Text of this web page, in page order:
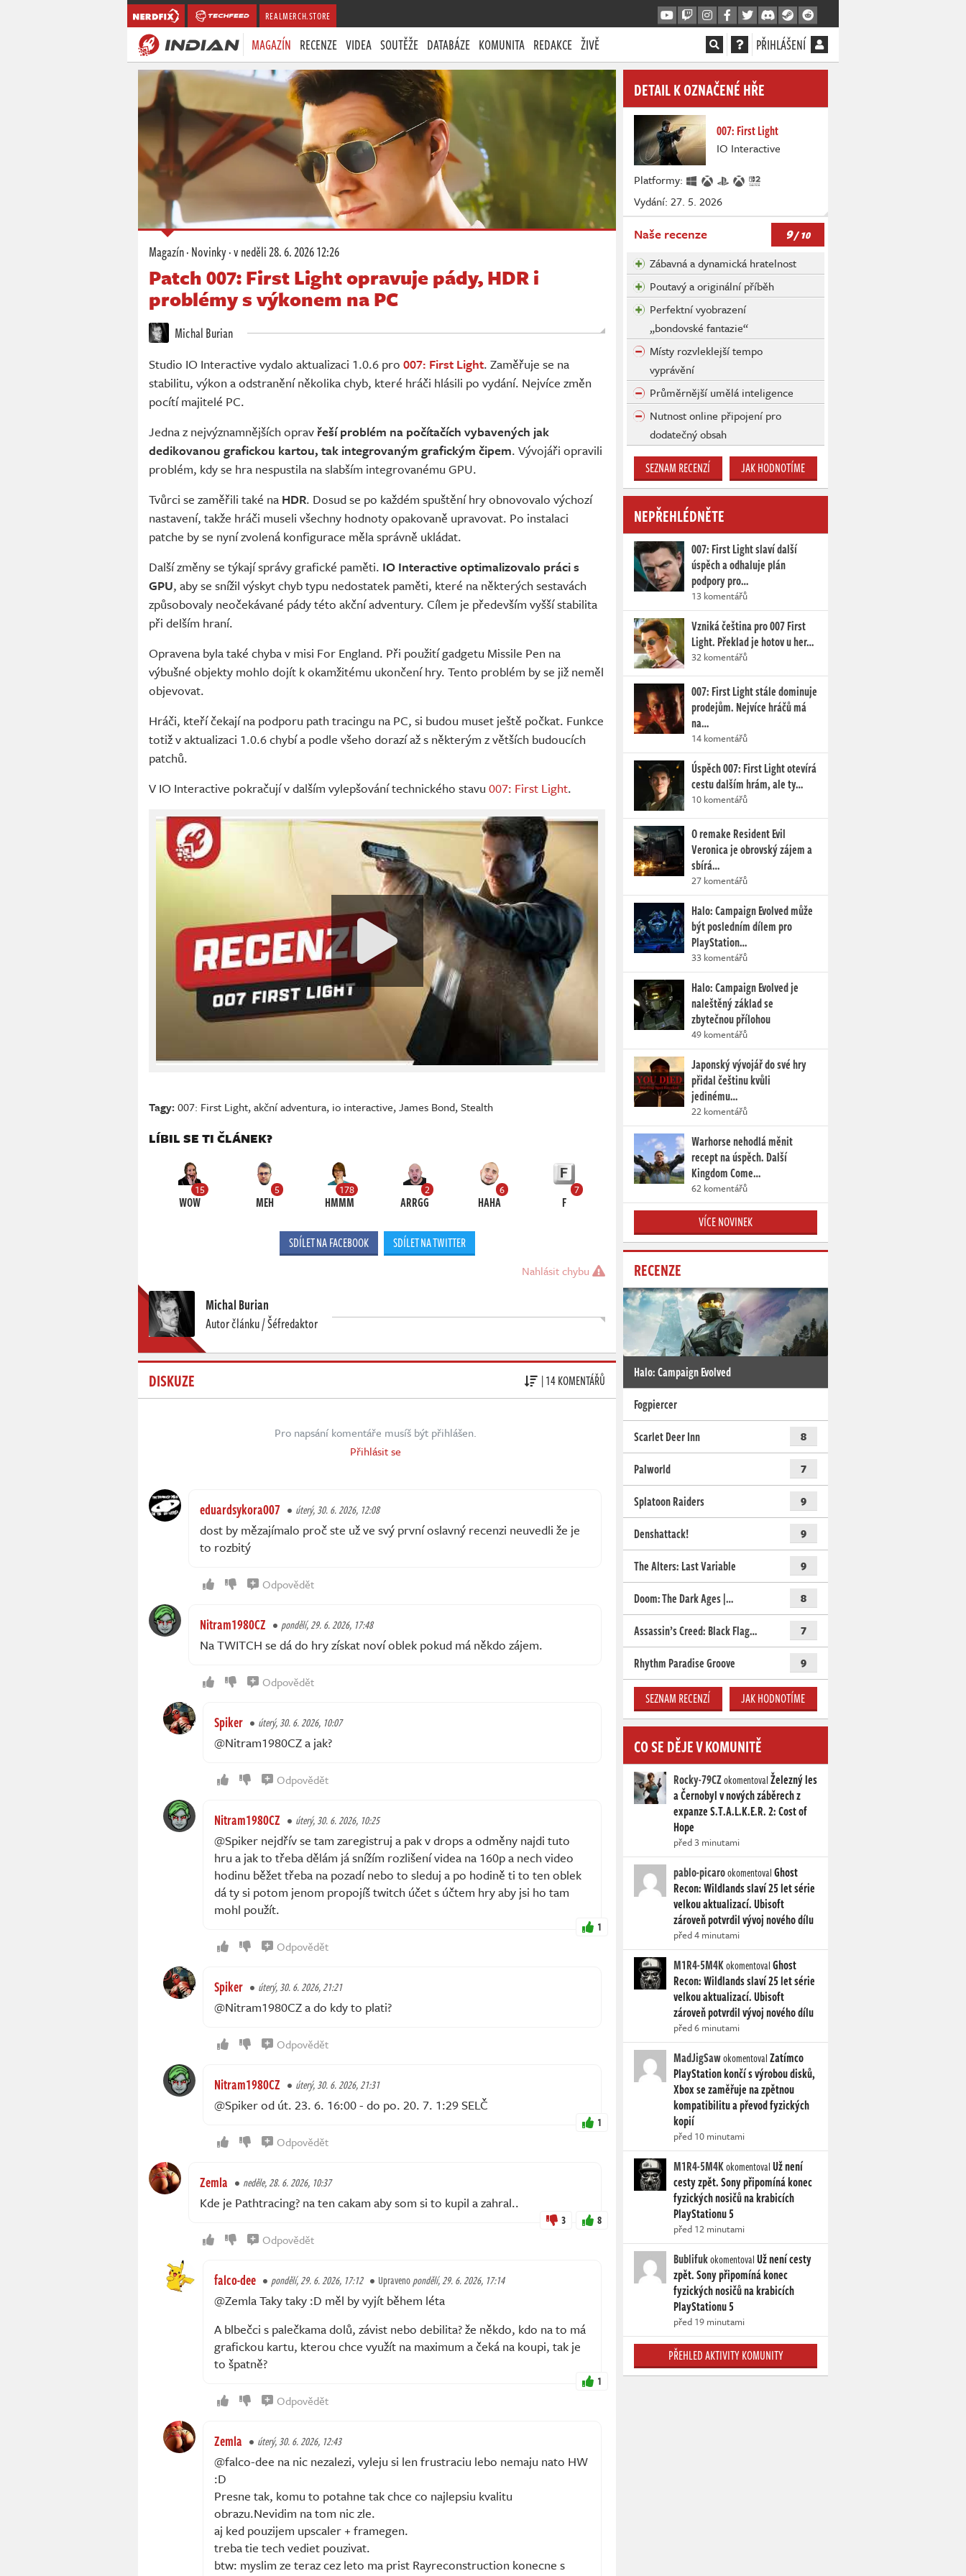
REALMERCH.STORE
MAGAZÍN RECENZE VIDEA SOUTĚŽE DATABÁZE KOMUNITA REDAKCE ŽIVĚ PŘIHLÁŠENÍ
Magazín·Novinky·v neděli28. 6. 2026 12:26
Patch 007: First Light opravuje pády, HDR i
problémy s výkonem na PC
Michal Burian
Studio IO Interactive vydalo aktualizaci 1.0.6 pro 007: First Light. Zaměřuje se na
stabilitu, výkon a odstranění několika chyb, které hráči hlásili po vydání. Nejvíce změn
pocítí majitelé PC.
Jedna z nejvýznamnějších opravřeší problém na počítačích vybavených jak
dedikovanou grafickou kartou, tak integrovaným grafickým čipem. Vývojáři opravili
problém, kdy se hra nespustila na slabším integrovanému GPU.
Tvůrci se zaměřili také na HDR. Dosud se po každém spuštění hry obnovovalo výchozí
nastavení, takže hráči museli všechny hodnoty opakovaně upravovat. Po instalaci
patche by se nyní zvolená konfigurace měla správně ukládat.
Další změny se týkají správy grafické paměti. IO Interactive optimalizovalo práci s
GPU, aby se snížil výskyt chyb typu nedostatek paměti, které na některých sestavách
způsobovaly neočekávané pády této akční adventury. Cílem je především vyšší stabilita
při delším hraní.
Opravena byla také chyba v misi For England. Při použití gadgetu Missile Pen na
výbušné objekty mohlo dojít k okamžitému ukončení hry. Tento problém by se již neměl
objevovat.
Hráči, kteří čekají na podporu path tracingu na PC, si budou muset ještě počkat. Funkce
totiž v aktualizaci 1.0.6 chybí a podle všeho dorazí až s některým z větších budoucích
patchů.
V IO Interactive pokračují v dalším vylepšování technického stavu 007: First Light.
Tagy:007: First Light,akční adventura, io interactive,James Bond,Stealth
LÍBIL SE TI ČLÁNEK?
15
WOW
5
MEH
178
HMMM
2
ARRGG
6
HAHA
7
F
SDÍLET NA FACEBOOK SDÍLET NA TWITTER
Nahlásit chybu
Michal Burian
Autor článku / Šéfredaktor
DISKUZE | 14 KOMENTÁŘŮ
Pro napsání komentáře musíš být přihlášen.
Přihlásit se
eduardsykora007 úterý, 30. 6. 2026, 12:08
dost by mězajímalo proč ste už ve svý první oslavný recenzi neuvedli že je
to rozbitý
Odpovědět
Nitram1980CZ pondělí, 29. 6. 2026, 17:48
Na TWITCH se dá do hry získat noví oblek pokud má někdo zájem.
Odpovědět
Spiker úterý, 30. 6. 2026, 10:07
@Nitram1980CZ a jak?
Odpovědět
Nitram1980CZ úterý, 30. 6. 2026, 10:25
@Spiker nejdřív se tam zaregistruj a pak v drops a odměny najdi tuto
hru a jak to třeba dělám já snížím rozlišení videa na 160p a nech video
hodinu běžet třeba na pozadí nebo to sleduj a po hodině ti to ten oblek
dá ty si potom jenom propojíš twitch účet s účtem hry aby jsi ho tam
mohl použít.
1
Odpovědět
Spiker úterý, 30. 6. 2026, 21:21
@Nitram1980CZ a do kdy to plati?
Odpovědět
Nitram1980CZ úterý, 30. 6. 2026, 21:31
@Spiker od út. 23. 6. 16:00 - do po. 20. 7. 1:29 SELČ
1
Odpovědět
Zemla neděle, 28. 6. 2026, 10:37
Kde je Pathtracing? na ten cakam aby som si to kupil a zahral..
3 8
Odpovědět
falco-dee pondělí, 29. 6. 2026, 17:12 Upravenopondělí, 29. 6. 2026, 17:14
@Zemla Taky taky :D měl by vyjít během léta
A blbečci s palečkama dolů, závist nebo debilita? že někdo, kdo na to má
grafickou kartu, kterou chce využít na maximum a čeká na koupi, tak je
to špatně?
1
Odpovědět
Zemla úterý, 30. 6. 2026, 12:43
@falco-dee na nic nezalezi, vyleju si len frustraciu lebo nemaju nato HW
:D
Presne tak, komu to potahne tak chce co najlepsiu kvalitu
obrazu.Nevidim na tom nic zle.
aj ked pouzijem upscaler + framegen.
treba tie tech vediet pouzivat.
btw: myslim ze teraz cez leto ma prist Rayreconstruction konecne s
DETAIL K OZNAČENÉ HŘE
007: First Light
IO Interactive
Platformy:
Vydání: 27. 5. 2026
Naše recenze 9/ 10
Zábavná a dynamická hratelnost
Poutavý a originální příběh
Perfektní vyobrazení
„bondovské fantazie“
Místy rozvleklejší tempo
vyprávění
Průměrnější umělá inteligence
Nutnost online připojení pro
dodatečný obsah
SEZNAM RECENZÍ JAK HODNOTÍME
NEPŘEHLÉDNĚTE
007: First Light slaví další
úspěch a odhaluje plán
podpory pro…
13 komentářů
Vzniká čeština pro 007 First
Light. Překlad je hotov u her…
32 komentářů
007: First Light stále dominuje
prodejům. Nejvíce hráčů má
na…
14 komentářů
Úspěch 007: First Light otevírá
cestu dalším hrám, ale ty…
10 komentářů
O remake Resident Evil
Veronica je obrovský zájem a
sbírá…
27 komentářů
Halo: Campaign Evolved může
být posledním dílem pro
PlayStation…
33 komentářů
Halo: Campaign Evolved je
naleštěný základ se
zbytečnou přílohou
49 komentářů
Japonský vývojář do své hry
přidal češtinu kvůli
jedinému…
22 komentářů
Warhorse nehodlá měnit
recept na úspěch. Další
Kingdom Come…
62 komentářů
VÍCE NOVINEK
RECENZE
Halo: Campaign Evolved
Fogpiercer
Scarlet Deer Inn
8
Palworld 7
Splatoon Raiders 9
Denshattack! 9
The Alters: Last Variable 9
Doom: The Dark Ages |… 8
Assassin’s Creed: Black Flag… 7
Rhythm Paradise Groove 9
SEZNAM RECENZÍ JAK HODNOTÍME
CO SE DĚJE V KOMUNITĚ
Rocky-79CZokomentovalŽelezný les
a Černobyl v nových záběrech z
expanze S.T.A.L.K.E.R. 2: Cost of
Hope
před 3 minutami
pablo-picarookomentovalGhost
Recon: Wildlands slaví 25 let série
velkou aktualizací. Ubisoft
zároveň potvrdil vývoj nového dílu
před 4 minutami
M1R4-5M4KokomentovalGhost
Recon: Wildlands slaví 25 let série
velkou aktualizací. Ubisoft
zároveň potvrdil vývoj nového dílu
před 6 minutami
MadJigSawokomentovalZatímco
PlayStation končí s výrobou disků,
Xbox se zaměřuje na zpětnou
kompatibilitu a převod fyzických
kopií
před 10 minutami
M1R4-5M4KokomentovalUž není
cesty zpět. Sony připomíná konec
fyzických nosičů na krabicích
PlayStationu 5
před 12 minutami
BublifukokomentovalUž není cesty
zpět. Sony připomíná konec
fyzických nosičů na krabicích
PlayStationu 5
před 19 minutami
PŘEHLED AKTIVITY KOMUNITY